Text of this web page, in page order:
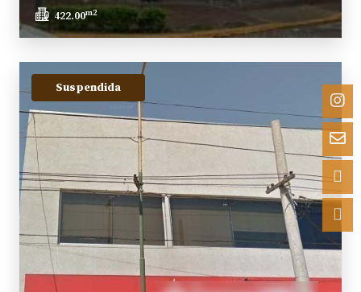
422.00m2
Suspendida